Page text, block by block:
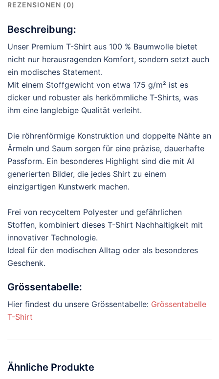
REZENSIONEN (0)
Beschreibung:
Unser Premium T-Shirt aus 100 % Baumwolle bietet
nicht nur herausragenden Komfort, sondern setzt auch
ein modisches Statement.
Mit einem Stoffgewicht von etwa 175 g/m² ist es
dicker und robuster als herkömmliche T-Shirts, was
ihm eine langlebige Qualität verleiht.
Die röhrenförmige Konstruktion und doppelte Nähte an
Ärmeln und Saum sorgen für eine präzise, dauerhafte
Passform. Ein besonderes Highlight sind die mit AI
generierten Bilder, die jedes Shirt zu einem
einzigartigen Kunstwerk machen.
Frei von recyceltem Polyester und gefährlichen
Stoffen, kombiniert dieses T-Shirt Nachhaltigkeit mit
innovativer Technologie.
Ideal für den modischen Alltag oder als besonderes
Geschenk.
Grössentabelle:
Hier findest du unsere Grössentabelle: Grössentabelle
T-Shirt
Ähnliche Produkte